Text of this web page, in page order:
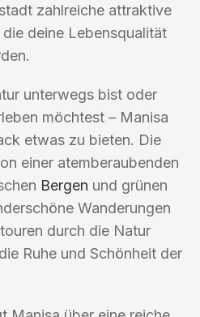
zahlreiche attraktive
deine Lebensqualität
unterwegs bist oder
möchtest – Manisa
etwas zu bieten. Die
einer atemberaubenden
Bergen und grünen
Wanderungen
durch die Natur
Ruhe und Schönheit der